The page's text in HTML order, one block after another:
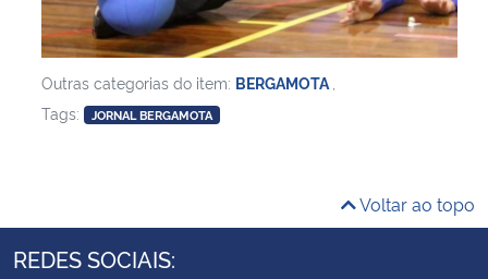
Outras categorias do item: BERGAMOTA
Tags:
JORNAL BERGAMOTA
Voltar ao topo
REDES SOCIAIS: